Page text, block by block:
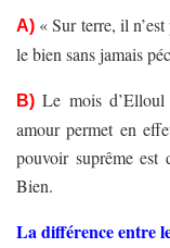
A) « Sur terre, il
le bien sans jamais
B)Le mois
amour permet en
pouvoir suprême
Bien.
La différence entre